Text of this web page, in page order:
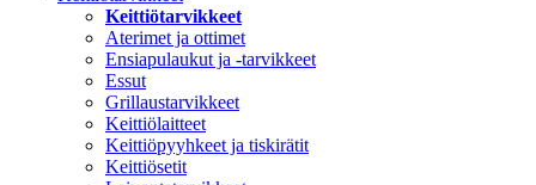
Keittiötarvikkeet
Aterimet ja ottimet
Ensiapulaukut ja -tarvikkeet
Essut
Grillaustarvikkeet
Keittiölaitteet
Keittiöpyyhkeet ja tiskirätit
Keittiösetit